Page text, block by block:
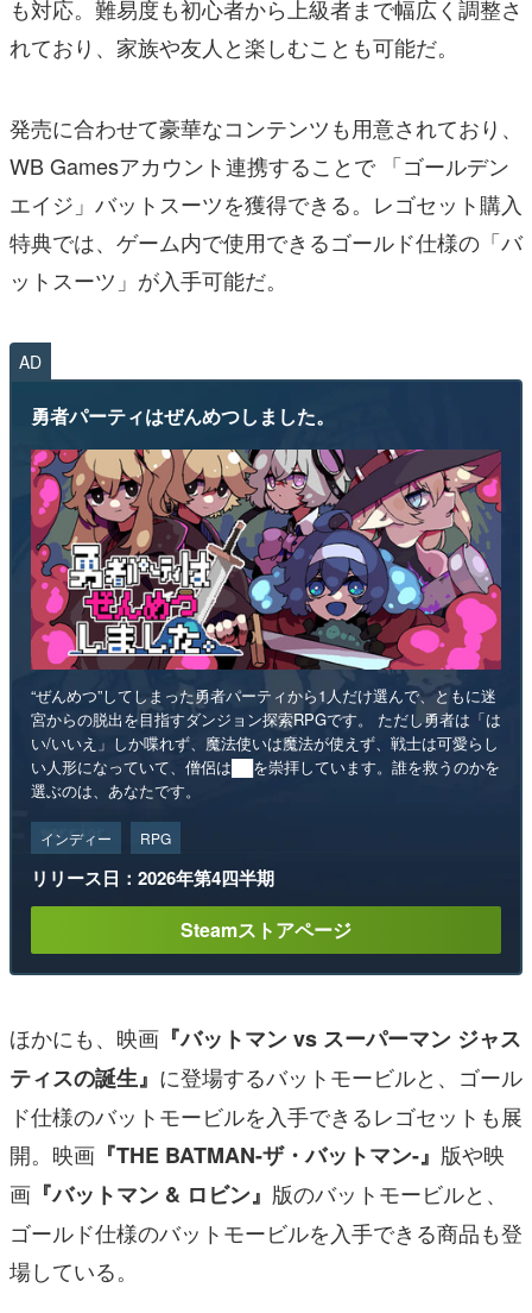
も対応。難易度も初心者から上級者まで幅広く調整さ
れており、家族や友人と楽しむことも可能だ。
発売に合わせて豪華なコンテンツも用意されており、
WB Gamesアカウント連携することで 「ゴールデン
エイジ」バットスーツを獲得できる。レゴセット購入
特典では、ゲーム内で使用できるゴールド仕様の「バ
ットスーツ」が入手可能だ。
AD
勇者パーティはぜんめつしました。
“ぜんめつ”してしまった勇者パーティから1人だけ選んで、ともに迷
宮からの脱出を目指すダンジョン探索RPGです。 ただし勇者は「は
い/いいえ」しか喋れず、魔法使いは魔法が使えず、戦士は可愛らし
い人形になっていて、僧侶は██を崇拝しています。誰を救うのかを
選ぶのは、あなたです。
インディー RPG
リリース日：2026年第4四半期
Steamストアページ
ほかにも、映画 『バットマン vs スーパーマン ジャス
ティスの誕生』 に登場するバットモービルと、ゴール
ド仕様のバットモービルを入手できるレゴセットも展
開。映画 『THE BATMAN-ザ・バットマン-』 版や映
画 『バットマン & ロビン』 版のバットモービルと、
ゴールド仕様のバットモービルを入手できる商品も登
場している。